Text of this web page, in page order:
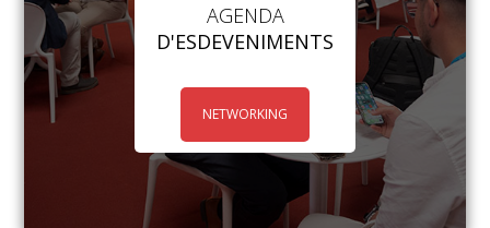
AGENDA
D'ESDEVENIMENTS
NETWORKING